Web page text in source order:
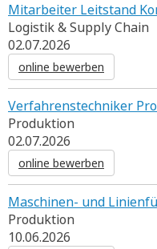
Mitarbeiter Leitstand
Logistik & Supply Chain
02.07.2026
online bewerben
Verfahrenstechniker
Produktion
02.07.2026
online bewerben
Maschinen- und
Produktion
10.06.2026